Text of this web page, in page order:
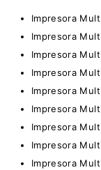
Impresora
Impresora
Impresora
Impresora
Impresora
Impresora
Impresora
Impresora
Impresora